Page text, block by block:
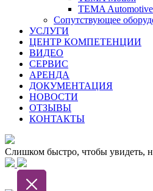
TEMA Automotive
Сопутствующее
УСЛУГИ
ЦЕНТР КОМПЕТЕНЦИИ
ВИДЕО
СЕРВИС
АРЕНДА
ДОКУМЕНТАЦИЯ
НОВОСТИ
ОТЗЫВЫ
КОНТАКТЫ
Слишком быстро, чтобы увидеть,